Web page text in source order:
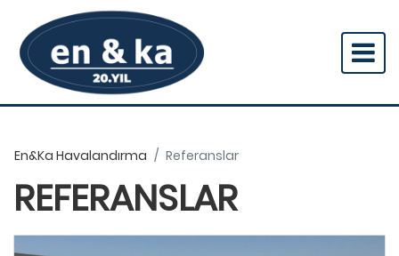
En&ka Havalandırma Referanslar
REFERANSLAR